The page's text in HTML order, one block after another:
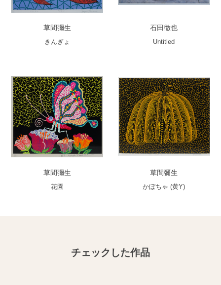
草間彌生
きんぎょ
石田徹也
Untitled
草間彌生
花園
草間彌生
かぼちゃ (黄Y)
チェックした作品